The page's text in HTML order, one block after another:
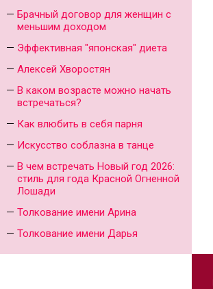
Брачный договор для женщин с
меньшим доходом
Эффективная "японская" диета
Алексей Хворостян
В каком возрасте можно начать
встречаться?
Как влюбить в себя парня
Искусство соблазна в танце
В чем встречать Новый год 2026:
стиль для года Красной Огненной
Лошади
Толкование имени Арина
Толкование имени Дарья